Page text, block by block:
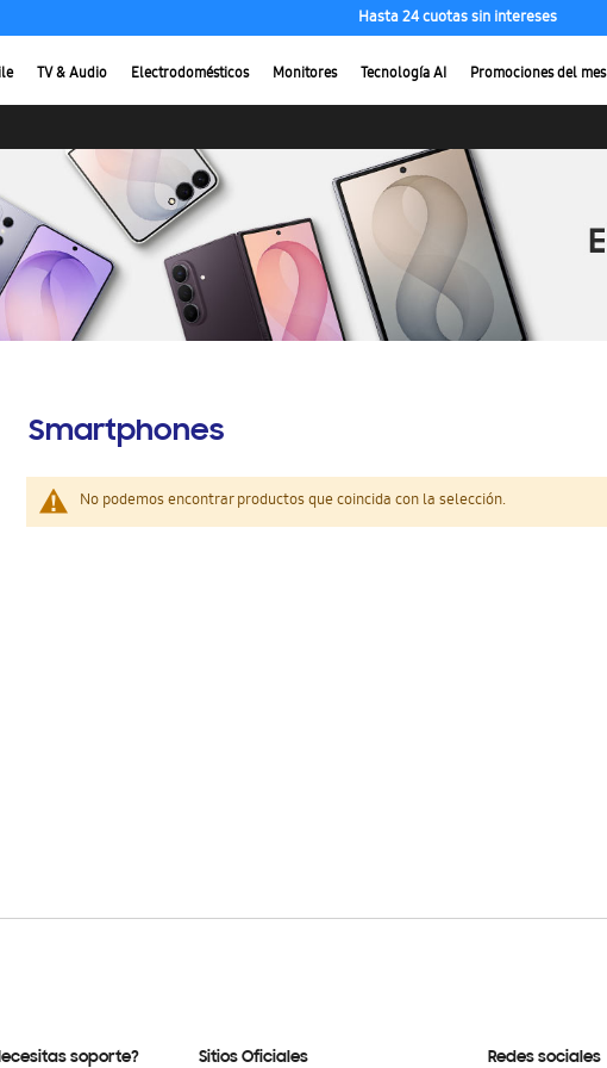
Hasta 24 cuotas sin intereses
TV & Audio Electrodomésticos Monitores Tecnología AI Promociones del mes
Smartphones
No podemos encontrar productos que coincida con la selección.
soporte? Sitios Oficiales Redes sociales